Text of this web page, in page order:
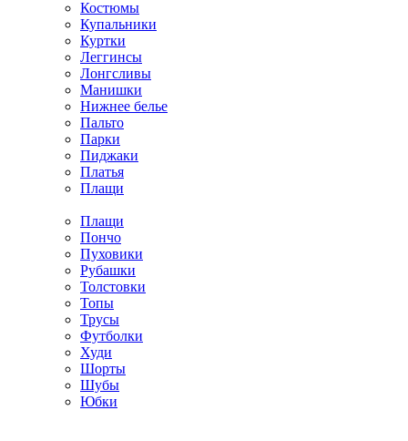
Костюмы
Купальники
Куртки
Леггинсы
Лонгсливы
Манишки
Нижнее белье
Пальто
Парки
Пиджаки
Платья
Плащи
Плащи
Пончо
Пуховики
Рубашки
Толстовки
Топы
Трусы
Футболки
Худи
Шорты
Шубы
Юбки